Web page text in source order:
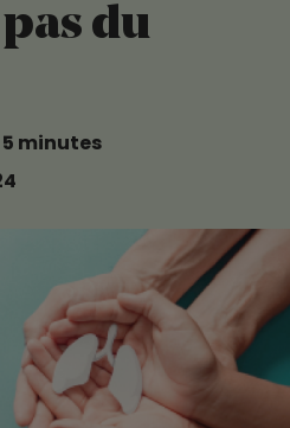
du
5 minutes